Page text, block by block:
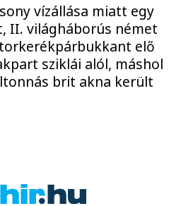
vízállása miatt egy
II. világháborús német
elő
sziklái alól, máshol
brit akna került